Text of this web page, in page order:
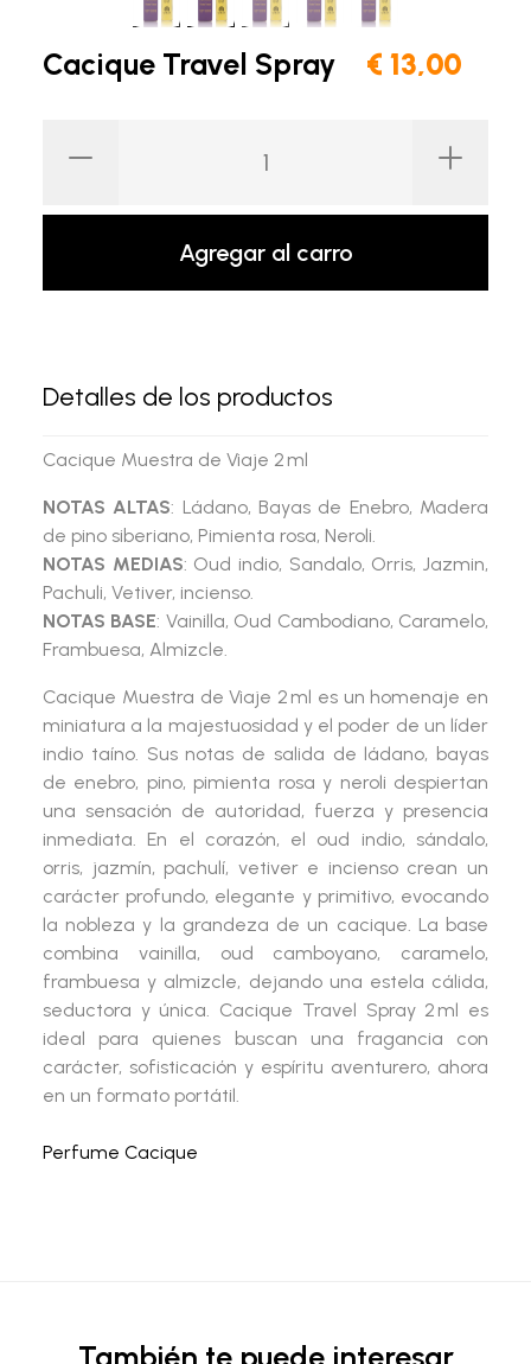
Cacique Travel Spray € 13,00
Agregar al carro
Detalles de los productos
Cacique Muestra de Viaje 2 ml
NOTAS ALTAS: Ládano, Bayas de Enebro, Madera
de pino siberiano, Pimienta rosa, Neroli.
NOTAS MEDIAS: Oud indio, Sandalo, Orris, Jazmin,
Pachuli, Vetiver, incienso.
NOTAS BASE: Vainilla, Oud Cambodiano, Caramelo,
Frambuesa, Almizcle.
Cacique Muestra de Viaje 2 ml es un homenaje en
miniatura a la majestuosidad y el poder de un líder
indio taíno. Sus notas de salida de ládano, bayas
de enebro, pino, pimienta rosa y neroli despiertan
una sensación de autoridad, fuerza y presencia
inmediata. En el corazón, el oud indio, sándalo,
orris, jazmín, pachulí, vetiver e incienso crean un
carácter profundo, elegante y primitivo, evocando
la nobleza y la grandeza de un cacique. La base
combina vainilla, oud camboyano, caramelo,
frambuesa y almizcle, dejando una estela cálida,
seductora y única. Cacique Travel Spray 2 ml es
ideal para quienes buscan una fragancia con
carácter, sofisticación y espíritu aventurero, ahora
en un formato portátil.
Perfume Cacique